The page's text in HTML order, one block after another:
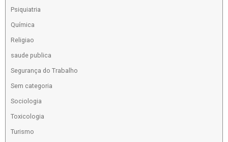
Psiquiatria
Química
Religiao
saude publica
Segurança do Trabalho
Sem categoria
Sociologia
Toxicologia
Turismo